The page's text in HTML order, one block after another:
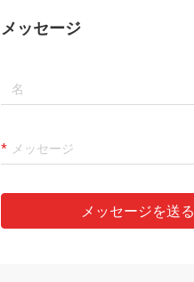
メッセージ
メッセージを送る